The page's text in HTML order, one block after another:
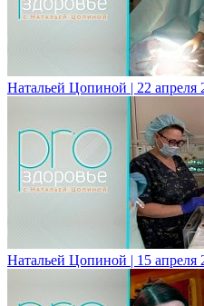
Натальей Цопиной | 22 апреля
Натальей Цопиной | 15 апреля